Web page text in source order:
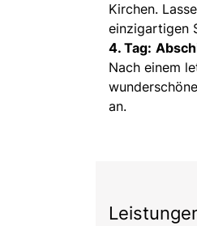
Kirchen.
einzigartigen
4. Tag:
Nach einem
an.